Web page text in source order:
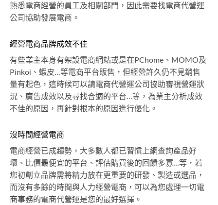
熟悉電商經營的員工及相關部門，因此需要找電商代營運
公司協助發展電商。
經營電商品牌成效不佳
有些業主本身有架設電商網站或是在PChome、MOMO及
Pinkoi、蝦皮...等電商平台販售，但經營許久仍不見銷售
量有起色，這時候可以請電商代營運公司協助審視營運狀
況、廣告成效以及尋找合適的平台...等，為業主分析成效
不佳的原因，再針對根本的原因進行優化。
沒時間經營電商
電商經營已成趨勢，大多數人都已習慣上網查詢產品好
壞、比價最便宜的平台、評估購買後的回饋多寡...等，若
您初創立品牌需將精力放在更重要的研發、製造或選品，
而沒有多餘的時間與人力經營電商，可以為您處理一切電
商事務的電商代營運是您的最好選擇。